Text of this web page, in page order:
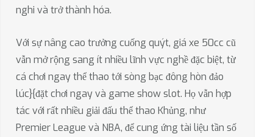
nghi và trở thành hóa.
Với sự nâng cao trưởng cuống quýt, giá xe 50cc cũ
vẫn mở rộng sang ít nhiều lĩnh vực nghề đặc biệt, từ
cá chơi ngay thể thao tới sòng bạc đông hòn đảo
lúc}{đặt chơi ngay và game show slot. Họ vẫn hợp
tác với rất nhiều giải đấu thể thao Khủng, như
Premier League và NBA, để cung ứng tài liệu tần số